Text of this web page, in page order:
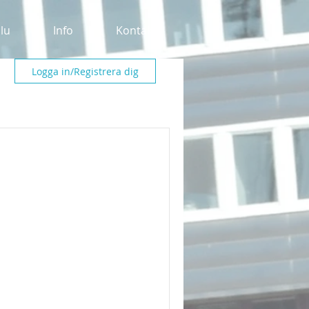
Info Kontakt
Logga in/Registrera dig